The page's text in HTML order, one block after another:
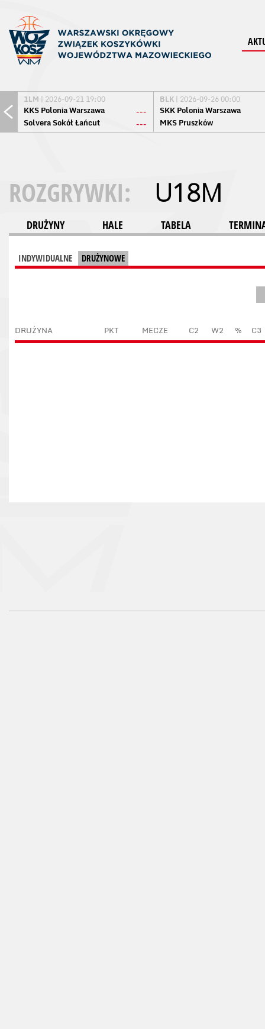
1LM | 2026-09-21 19:00
KKS Polonia Warszawa
---
Solvera Sokół Łańcut
---
BLK | 2026-09-26 00:00
SKK Polonia Warszawa
MKS Pruszków
ROZGRYWKI: U18M
DRUŻYNY HALE TABELA
INDYWIDUALNE DRUŻYNOWE
DRUŻYNA PKT MECZE C2 W2 % C3